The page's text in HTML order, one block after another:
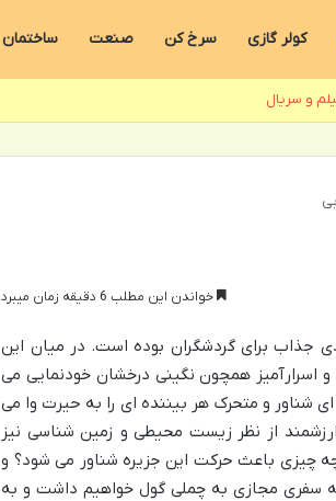
کولر گازی سرخ کن صنعت ساختمان
و سریال
خواندن این مطلب 6 دقیقه زمان میبرد
جذاب برای گردشگران بوده است. در میان این
همچون نگینی درخشان خودنمایی می
شناور و متحرک هر بیننده ای را به حیرت وا می
از نظر زیست محیطی و زمین شناسی نیز
چیزی باعث حرکت این جزیره شناور می شود؟ و
سفری مجازی به چملی گول خواهیم داشت و به